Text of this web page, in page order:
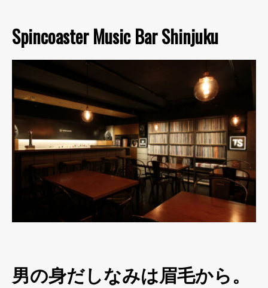
Spincoaster Music Bar Shinjuku
男の身だしなみは眉毛から。